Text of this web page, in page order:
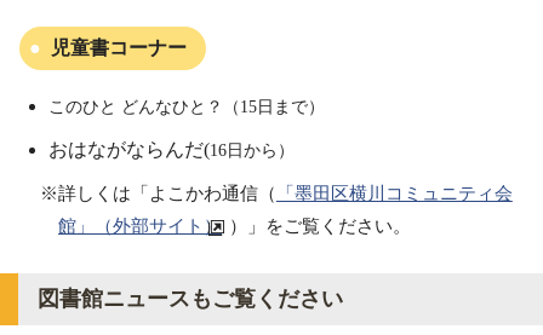
児童書コーナー
このひと どんなひと？（15日まで）
おはながならんだ(16日から）
※詳しくは「よこかわ通信（
「墨田区横川コミュニティ会
館」（外部サイト） ）」をご覧ください。
図書館ニュースもご覧ください